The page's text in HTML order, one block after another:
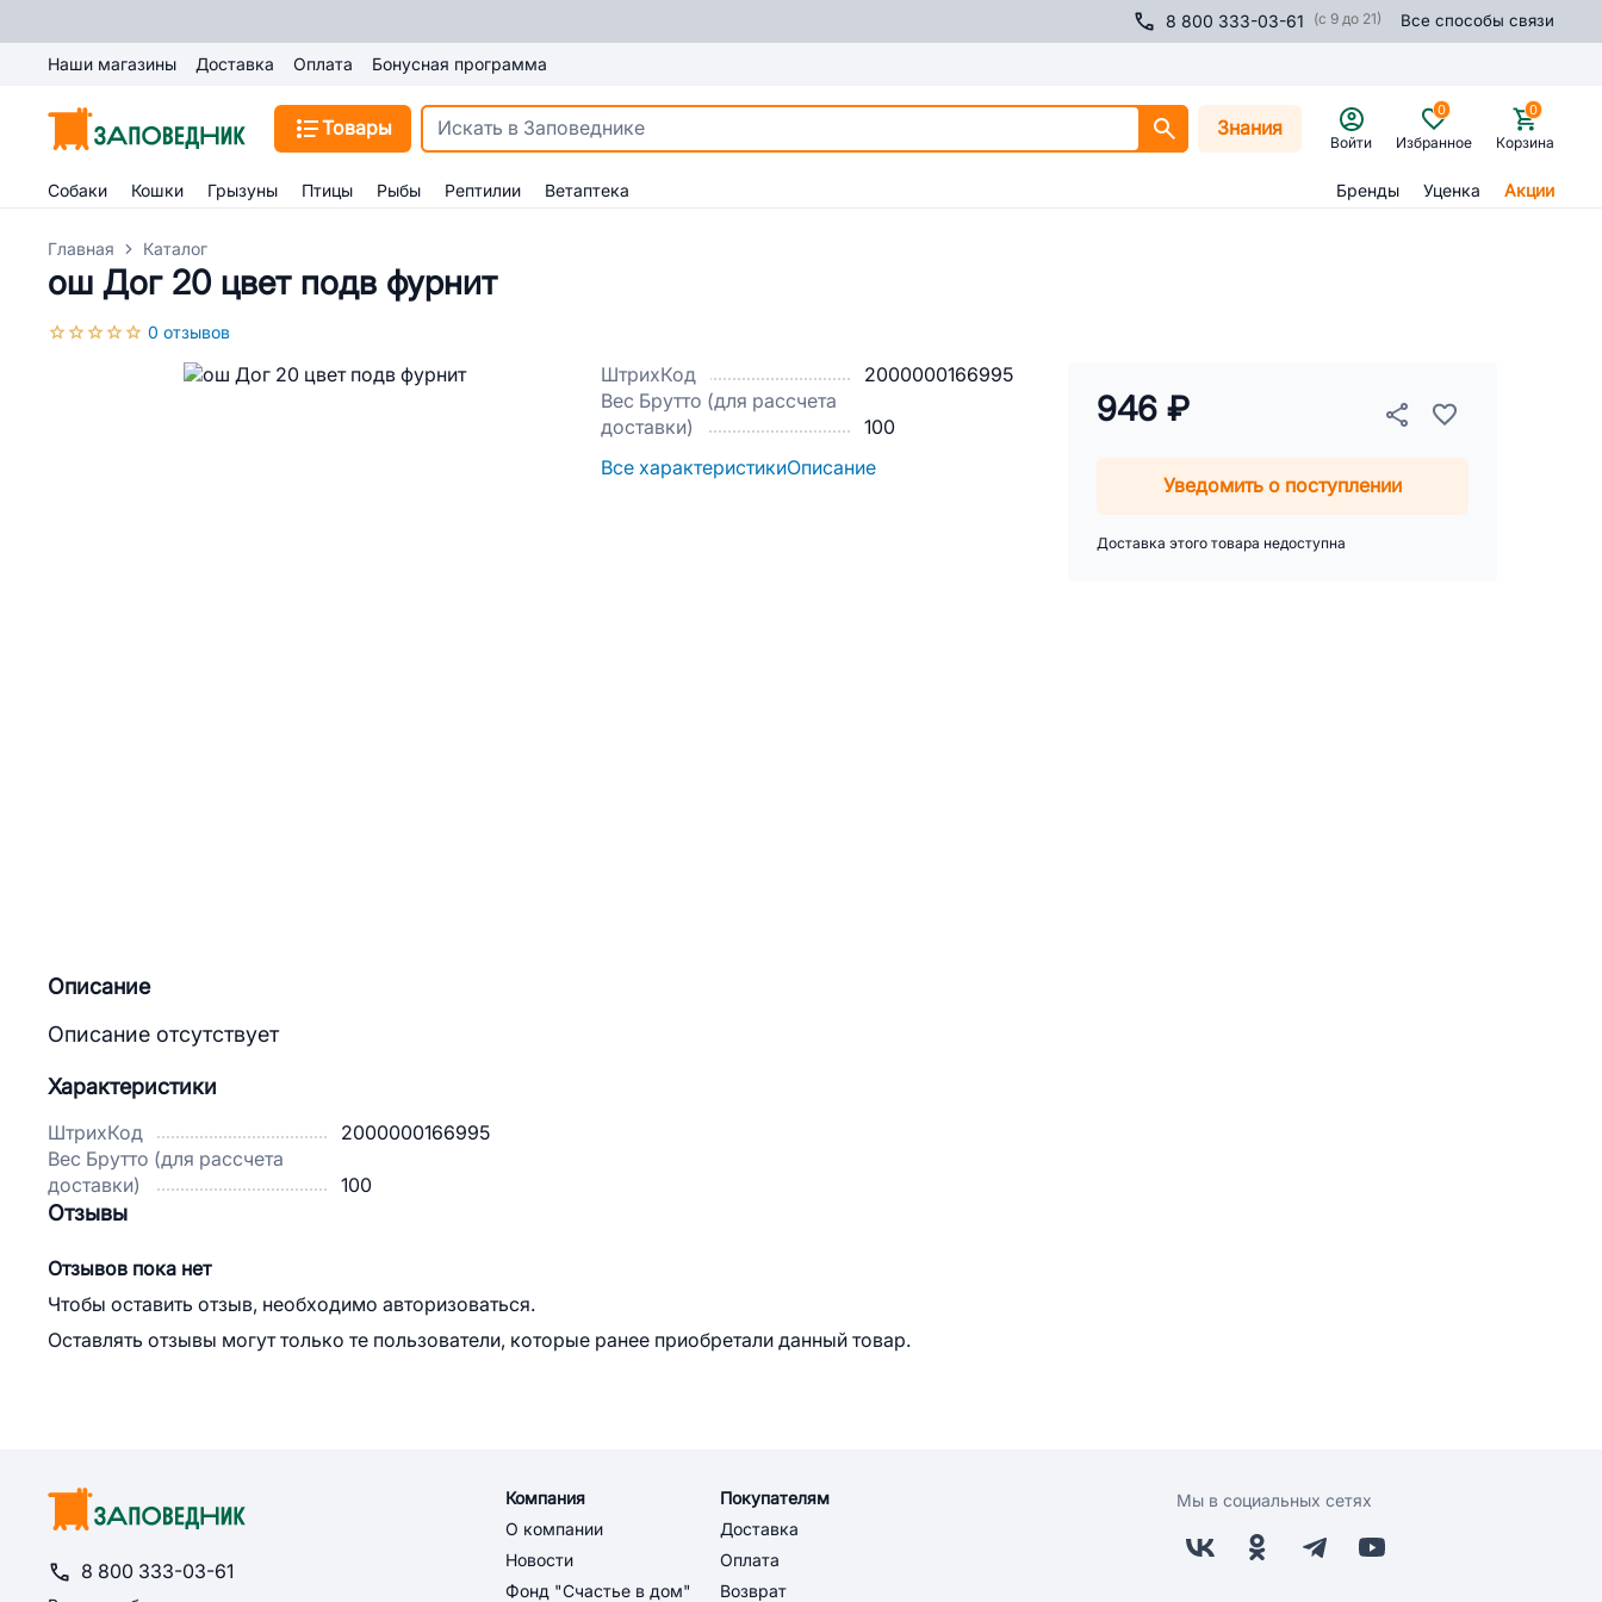
8 800 333-03-61 (с 9 до 21) Все способы связи
Наши магазины Доставка Оплата Бонусная программа
Товары Знания
Войти Избранное
0
Корзина
0
Собаки Кошки Грызуны Птицы Рыбы Рептилии Ветаптека Бренды Уценка Акции
Главная Каталог
ош Дог 20 цвет подв фурнит
0 отзывов
ШтрихКод
2000000166995
Вес Брутто (для рассчета
доставки)
100
Все характеристикиОписание
946 ₽
Уведомить о поступлении
Доставка этого товара недоступна
Описание
Описание отсутствует
Характеристики
ШтрихКод
2000000166995
Вес Брутто (для рассчета
доставки)
100
Отзывы
Отзывов пока нет
Чтобы оставить отзыв, необходимо авторизоваться.
Оставлять отзывы могут только те пользователи, которые ранее приобретали данный товар.
8 800 333-03-61
Компания
О компании
Новости
Фонд "Счастье в дом"
Покупателям
Доставка
Оплата
Возврат
Мы в социальных сетях